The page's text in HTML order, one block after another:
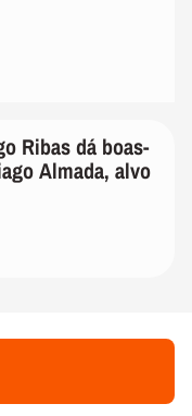
Ribas dá boas-
Almada, alvo